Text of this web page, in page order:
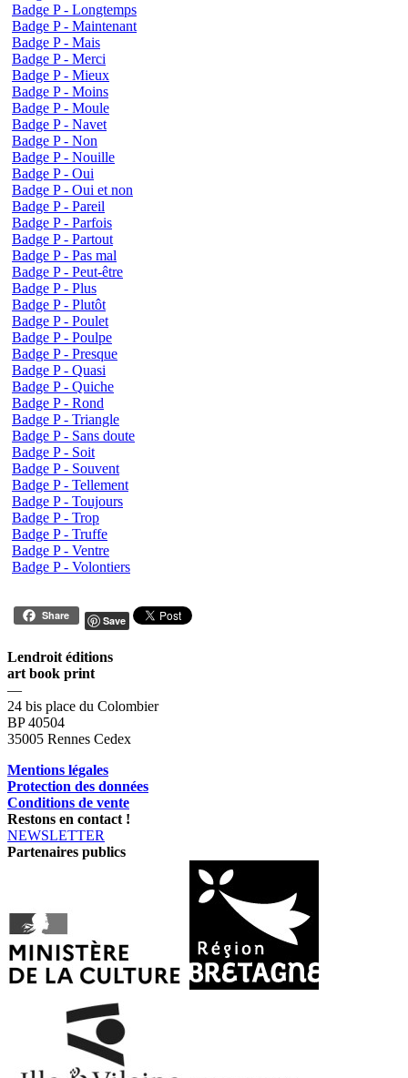
Badge P - Longtemps
Badge P - Maintenant
Badge P - Mais
Badge P - Merci
Badge P - Mieux
Badge P - Moins
Badge P - Moule
Badge P - Navet
Badge P - Non
Badge P - Nouille
Badge P - Oui
Badge P - Oui et non
Badge P - Pareil
Badge P - Parfois
Badge P - Partout
Badge P - Pas mal
Badge P - Peut-être
Badge P - Plus
Badge P - Plutôt
Badge P - Poulet
Badge P - Poulpe
Badge P - Presque
Badge P - Quasi
Badge P - Quiche
Badge P - Rond
Badge P - Triangle
Badge P - Sans doute
Badge P - Soit
Badge P - Souvent
Badge P - Tellement
Badge P - Toujours
Badge P - Trop
Badge P - Truffe
Badge P - Ventre
Badge P - Volontiers
Share Save
Lendroit éditions
art book print
—
24 bis place du Colombier
BP 40504
35005 Rennes Cedex
Mentions légales
Protection des données
Conditions de vente
Restons en contact !
NEWSLETTER
Partenaires publics